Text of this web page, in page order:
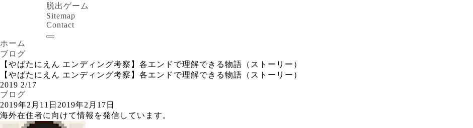
脱出ゲーム
Sitemap
Contact
ホーム
ブログ
【やばたにえん エンディング考察】各エンドで理解できる物語（ストーリー）
【やばたにえん エンディング考察】各エンドで理解できる物語（ストーリー）
2019 2/17
ブログ
2019年2月11日 2019年2月17日
海外在住者に向けて情報を発信しています。